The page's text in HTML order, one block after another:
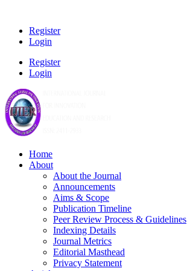
Register
Login
Register
Login
Home
About
About the Journal
Announcements
Aims & Scope
Publication Timeline
Peer Review Process & Guidelines
Indexing Details
Journal Metrics
Editorial Masthead
Privacy Statement